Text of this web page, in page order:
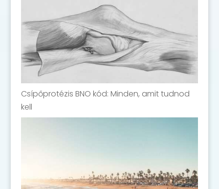
Csípőprotézis BNO kód: Minden, amit tudnod
kell